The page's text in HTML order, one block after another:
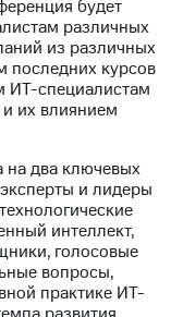
будет
различных
из различных
последних курсов
ИТ-специалистам
и их влиянием
на два ключевых
и лидеры
интеллект,
голосовые
вопросы,
практике ИТ-